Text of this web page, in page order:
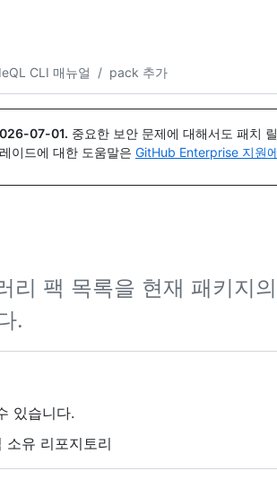
CLI 매뉴얼 / pack 추가
07-01. 중요한 보안 문제에 대해서도 패치
이드에 대한 도움말은 GitHub Enterprise 지원
리 팩 목록을 현재 패키지의
.
있습니다.
소유 리포지토리